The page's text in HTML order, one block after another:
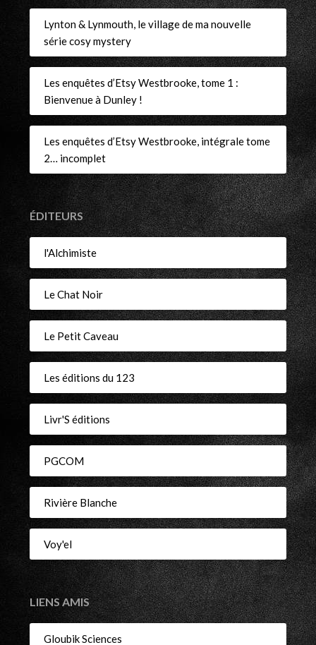
Lynton & Lynmouth, le village de ma nouvelle
série cosy mystery
Les enquêtes d’Etsy Westbrooke, tome 1 :
Bienvenue à Dunley !
Les enquêtes d’Etsy Westbrooke, intégrale tome
2… incomplet
ÉDITEURS
l'Alchimiste
Le Chat Noir
Le Petit Caveau
Les éditions du 123
Livr'S éditions
PGCOM
Rivière Blanche
Voy'el
LIENS AMIS
Gloubik Sciences